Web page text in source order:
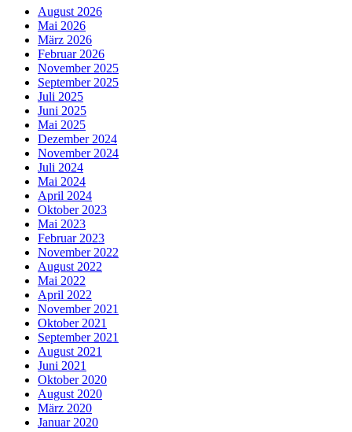
August 2026
Mai 2026
März 2026
Februar 2026
November 2025
September 2025
Juli 2025
Juni 2025
Mai 2025
Dezember 2024
November 2024
Juli 2024
Mai 2024
April 2024
Oktober 2023
Mai 2023
Februar 2023
November 2022
August 2022
Mai 2022
April 2022
November 2021
Oktober 2021
September 2021
August 2021
Juni 2021
Oktober 2020
August 2020
März 2020
Januar 2020